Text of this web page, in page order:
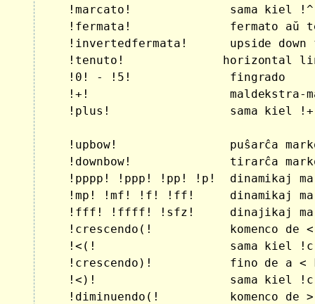
!marcato!              sama kiel
!fermata!              fermato aŭ
!invertedfermata!      upside down
!tenuto!              horizontal
    !0! - !5!              fingrado
!+!
!plus!                 sama kiel
!upbow!                puŝarĉa
!downbow!              tirarĉa
!pppp! !ppp! !pp! !p!  dinamikaj
!mp! !mf! !f! !ff!     dinamikaj
!fff! !ffff! !sfz!     dinajikaj
!crescendo(!           komenco de
!<(!                   sama kiel
!crescendo)!           fino de a
!<)!                   sama kiel
!diminuendo(!          komenco de